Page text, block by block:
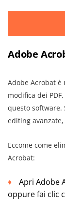
Adobe
Adobe Acrobat
modifica dei
questo software.
editing
Eccome come
Acrobat:
Apri Adobe
oppure fai clic